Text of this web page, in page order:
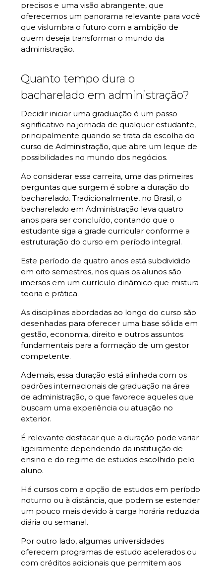
precisos e uma visão abrangente, que
oferecemos um panorama relevante para você
que vislumbra o futuro com a ambição de
quem deseja transformar o mundo da
administração.
Quanto tempo dura o
bacharelado em administração?
Decidir iniciar uma graduação é um passo
significativo na jornada de qualquer estudante,
principalmente quando se trata da escolha do
curso de Administração, que abre um leque de
possibilidades no mundo dos negócios.
Ao considerar essa carreira, uma das primeiras
perguntas que surgem é sobre a duração do
bacharelado. Tradicionalmente, no Brasil, o
bacharelado em Administração leva quatro
anos para ser concluído, contando que o
estudante siga a grade curricular conforme a
estruturação do curso em período integral.
Este período de quatro anos está subdividido
em oito semestres, nos quais os alunos são
imersos em um currículo dinâmico que mistura
teoria e prática.
As disciplinas abordadas ao longo do curso são
desenhadas para oferecer uma base sólida em
gestão, economia, direito e outros assuntos
fundamentais para a formação de um gestor
competente.
Ademais, essa duração está alinhada com os
padrões internacionais de graduação na área
de administração, o que favorece aqueles que
buscam uma experiência ou atuação no
exterior.
É relevante destacar que a duração pode variar
ligeiramente dependendo da instituição de
ensino e do regime de estudos escolhido pelo
aluno.
Há cursos com a opção de estudos em período
noturno ou à distância, que podem se estender
um pouco mais devido à carga horária reduzida
diária ou semanal.
Por outro lado, algumas universidades
oferecem programas de estudo acelerados ou
com créditos adicionais que permitem aos